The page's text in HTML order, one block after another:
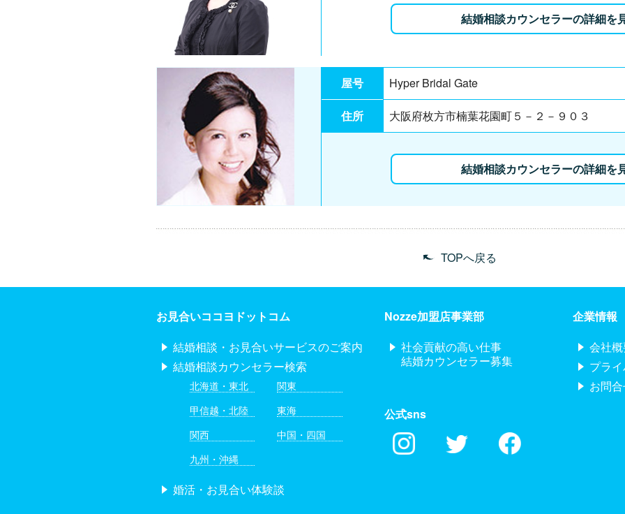
結婚相談カウンセラーの詳細を
屋号 Hyper Bridal Gate
住所 大阪府枚方市楠葉花園町５－２－９０３
結婚相談カウンセラーの詳細を
TOPへ戻る
お見合いココヨドットコム
結婚相談・お見合いサービスのご案内
結婚相談カウンセラー検索
北海道・東北
関東
甲信越・北陸
東海
関西
中国・四国
九州・沖縄
婚活・お見合い体験談
Nozze加盟店事業部
社会貢献の高い仕事
結婚カウンセラー募集
公式sns
企業情報
会社
プラ
お問